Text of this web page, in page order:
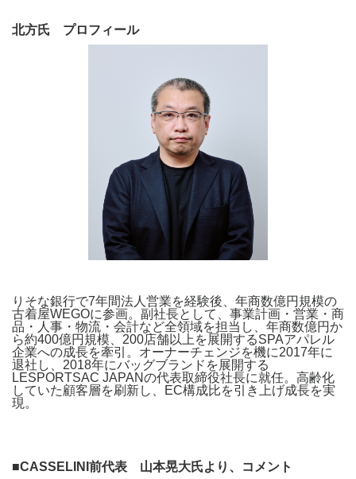
北方氏 プロフィール
りそな銀行で7年間法人営業を経験後、年商数億円規模の
古着屋WEGOに参画。副社長として、事業計画・営業・商
品・人事・物流・会計など全領域を担当し、年商数億円か
ら約400億円規模、200店舗以上を展開するSPAアパレル
企業への成長を牽引。オーナーチェンジを機に2017年に
退社し、2018年にバッグブランドを展開する
LESPORTSAC JAPANの代表取締役社長に就任。高齢化
していた顧客層を刷新し、EC構成比を引き上げ成長を実
現。
■CASSELINI前代表 山本晃大氏より、コメント